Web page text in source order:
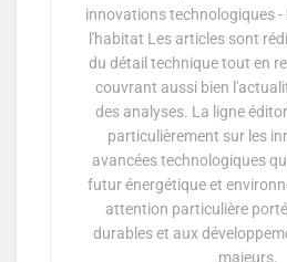
innovations technologiques
l'habitat Les articles sont
du détail technique tout en
couvrant aussi bien
des analyses. La ligne
particulièrement sur les
avancées technologiques
futur énergétique et
attention particulière
durables et aux
majeurs.